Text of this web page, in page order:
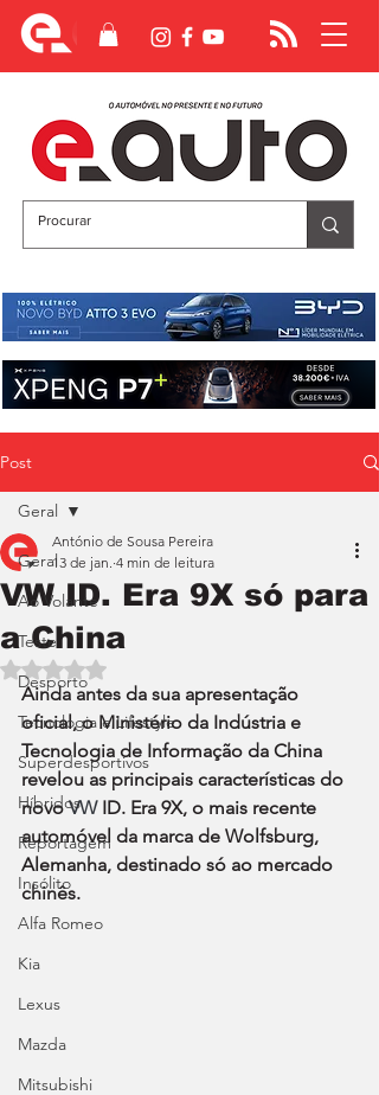
Post
Geral
Ao Volante
Teste
Desporto
Tecnologia e Lifestyle
Superdesportivos
Híbridos
Reportagem
Insólito
Alfa Romeo
Kia
Lexus
Mazda
Mitsubishi
Geral
VW ID. Era 9X só para
a China
António de Sousa Pereira
13 de jan. 4 min de leitura
Avaliado com NaN de 5 estrelas.
Ainda antes da sua apresentação
oficial, o Ministério da Indústria e
Tecnologia de Informação da China
revelou as principais características do
novo VW ID. Era 9X, o mais recente
automóvel da marca de Wolfsburg,
Alemanha, destinado só ao mercado
chinês.